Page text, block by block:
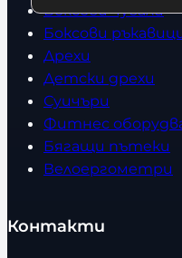
Боксови чували
Боксови
Дрехи
Детски дрехи
Суичъри
Фитнес
Бягащи пътеки
Велоергометри
Контакти